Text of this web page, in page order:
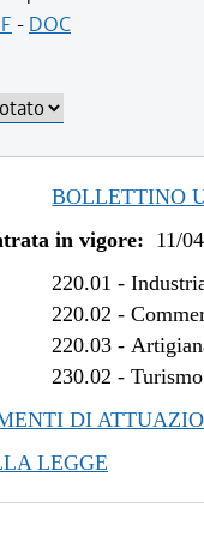
al 17/05/2017
al 08/01/2017
al 31/12/2016
al 14/12/2016
al 12/04/2016
al 27/03/2014
al 11/12/2013
- DOC
BOLLETTINO
in vigore: 11/
220.01 -
220.02 -
220.03 -
230.02 -
DI
LEGGE